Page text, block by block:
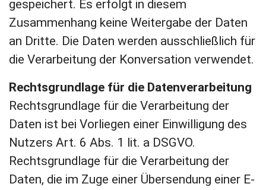
gespeichert. Es erfolgt in diesem
Zusammenhang keine Weitergabe der Daten
an Dritte. Die Daten werden ausschließlich für
die Verarbeitung der Konversation verwendet.
Rechtsgrundlage für die Datenverarbeitung
Rechtsgrundlage für die Verarbeitung der
Daten ist bei Vorliegen einer Einwilligung des
Nutzers Art. 6 Abs. 1 lit. a DSGVO.
Rechtsgrundlage für die Verarbeitung der
Daten, die im Zuge einer Übersendung einer E-